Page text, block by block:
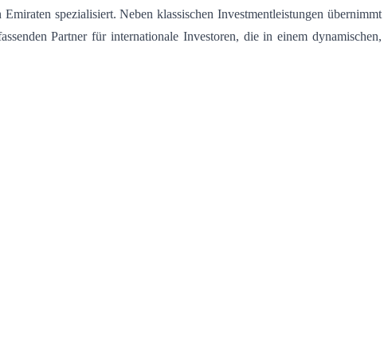
spezialisiert. Neben klassischen Investmentleistungen übernimmt
Partner für internationale Investoren, die in einem dynamischen,